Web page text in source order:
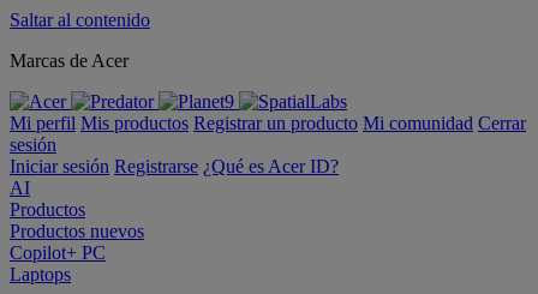
Saltar al contenido
Marcas de Acer
Mi perfil Mis productos Registrar un producto Mi comunidad Cerrar
sesión
Iniciar sesión Registrarse ¿Qué es Acer ID?
AI
Productos
Productos nuevos
Copilot+ PC
Laptops